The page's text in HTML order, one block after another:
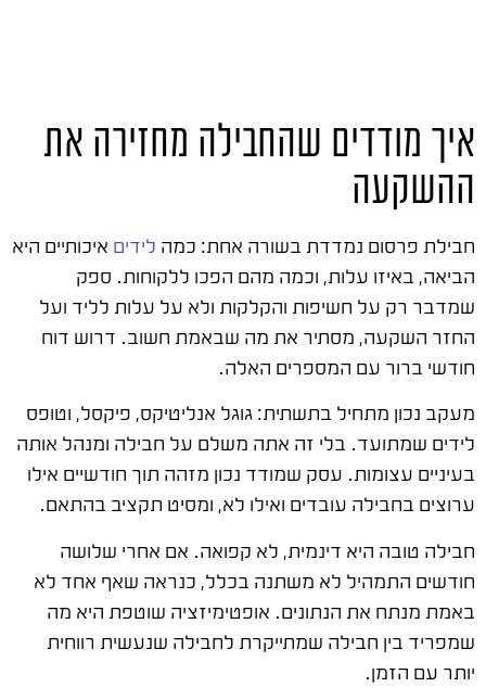
איך מודדים שהחבילה מחזירה את
ההשקעה
חבילת פרסום נמדדת בשורה אחת: כמה לידים איכותיים היא
הביאה, באיזו עלות, וכמה מהם הפכו ללקוחות. ספק
שמדבר רק על חשיפות והקלקות ולא על עלות לליד ועל
החזר השקעה, מסתיר את מה שבאמת חשוב. דרוש דוח
חודשי ברור עם המספרים האלה.
מעקב נכון מתחיל בתשתית: גוגל אנליטיקס, פיקסל, וטופס
לידים שמתועד. בלי זה אתה משלם על חבילה ומנהל אותה
בעיניים עצומות. עסק שמודד נכון מזהה תוך חודשיים אילו
ערוצים בחבילה עובדים ואילו לא, ומסיט תקציב בהתאם.
חבילה טובה היא דינמית, לא קפואה. אם אחרי שלושה
חודשים התמהיל לא משתנה בכלל, כנראה שאף אחד לא
באמת מנתח את הנתונים. אופטימיזציה שוטפת היא מה
שמפריד בין חבילה שמתייקרת לחבילה שנעשית רווחית
יותר עם הזמן.